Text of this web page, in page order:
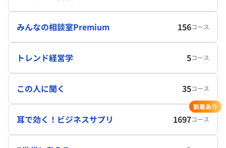
みんなの相談室Premium 156コース
トレンド経営学 5コース
この人に聞く 35コース
耳で効く！ビジネスサプリ 1697コース
新着あり